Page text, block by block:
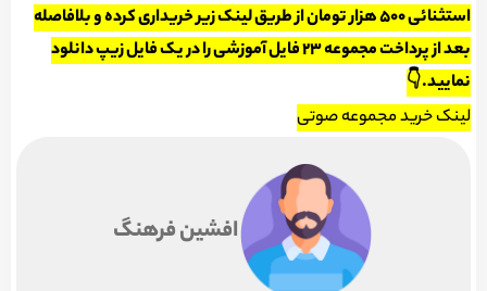
استثنائی ۵۰۰ هزار تومان از طریق لینک زیر خریداری کرده و بلافاصله
بعد از پرداخت مجموعه ۲۳ فایل آموزشی را در یک فایل زیپ دانلود
نمایید.👇
لینک خرید مجموعه صوتی
افشین فرهنگ